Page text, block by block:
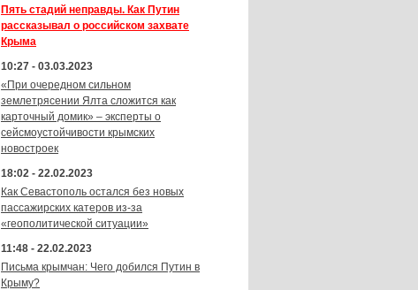
Пять стадий неправды. Как Путин
рассказывал о российском захвате
Крыма
10:27 - 03.03.2023
«При очередном сильном
землетрясении Ялта сложится как
карточный домик» – эксперты о
сейсмоустойчивости крымских
новостроек
18:02 - 22.02.2023
Как Севастополь остался без новых
пассажирских катеров из-за
«геополитической ситуации»
11:48 - 22.02.2023
Письма крымчан: Чего добился Путин в
Крыму?